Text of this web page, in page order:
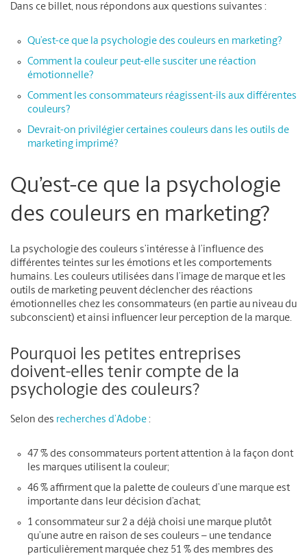
Dans ce billet, nous répondons aux questions suivantes :
Qu’est-ce que la psychologie des couleurs en marketing?
Comment la couleur peut-elle susciter une réaction
émotionnelle?
Comment les consommateurs réagissent-ils aux différentes
couleurs?
Devrait-on privilégier certaines couleurs dans les outils de
marketing imprimé?
Qu’est-ce que la psychologie
des couleurs en marketing?
La psychologie des couleurs s’intéresse à l’influence des
différentes teintes sur les émotions et les comportements
humains. Les couleurs utilisées dans l’image de marque et les
outils de marketing peuvent déclencher des réactions
émotionnelles chez les consommateurs (en partie au niveau du
subconscient) et ainsi influencer leur perception de la marque.
Pourquoi les petites entreprises
doivent-elles tenir compte de la
psychologie des couleurs?
Selon des recherches d’Adobe :
47 % des consommateurs portent attention à la façon dont
les marques utilisent la couleur;
46 % affirment que la palette de couleurs d’une marque est
importante dans leur décision d’achat;
1 consommateur sur 2 a déjà choisi une marque plutôt
qu’une autre en raison de ses couleurs – une tendance
particulièrement marquée chez 51 % des membres des